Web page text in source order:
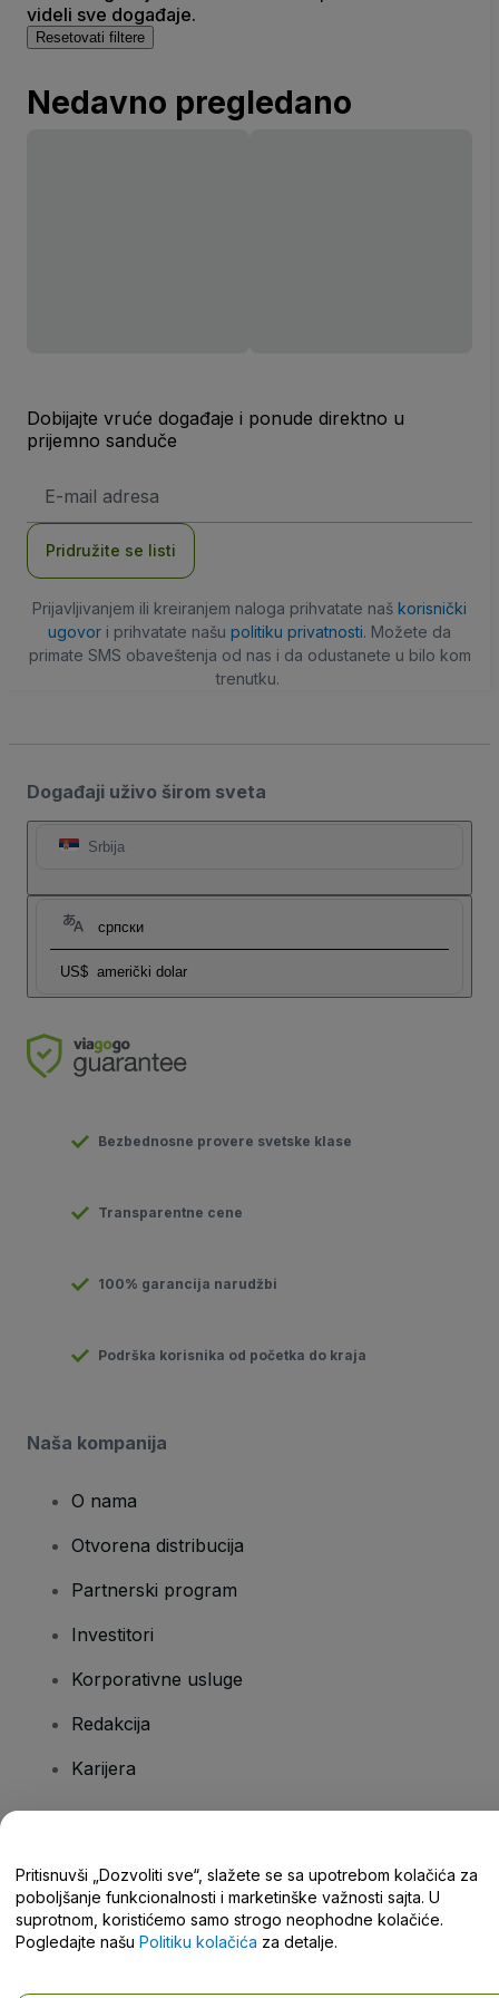
videli sve događaje.
Resetovati filtere
Nedavno pregledano
Dobijajte vruće događaje i ponude direktno u
prijemno sanduče
mail
Pridružite se listi
Prijavljivanjem ili kreiranjem naloga prihvatate naš korisnički
ugovor i prihvatate našu politiku privatnosti. Možete da
primate SMS obaveštenja od nas i da odustanete u bilo kom
trenutku.
Događaji uživo širom sveta
Srbija
српски
US$ američki dolar
Bezbednosne provere svetske klase
Transparentne cene
100% garancija narudžbi
Podrška korisnika od početka do kraja
Naša kompanija
O nama
Otvorena distribucija
Partnerski program
Investitori
Korporativne usluge
Redakcija
Karijera
Centar za pomoć / Kontaktirajte nas
Pritisnuvši „Dozvoliti sve“, slažete se sa upotrebom kolačića za
poboljšanje funkcionalnosti i marketinške važnosti sajta. U
suprotnom, koristićemo samo strogo neophodne kolačiće.
Pogledajte našu Politiku kolačića za detalje.